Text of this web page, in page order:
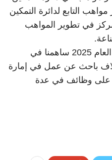
التابع لدائرة التمكين
في تطوير المواهب
وأشار الشمري إلى أنه خلال العام 2025 ساهمنا في
مهارات أكثر من 10 آلاف باحث عن عمل في إمارة
حصلوا على وظائف في عدة